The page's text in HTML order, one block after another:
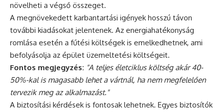
növelheti a végső összeget.
A megnövekedett karbantartási igények hosszú távon
további kiadásokat jelentenek. Az energiahatékonyság
romlása esetén a fűtési költségek is emelkedhetnek, ami
befolyásolja az épület üzemeltetési költségeit.
Fontos megjegyzés: "A teljes életciklus költség akár 40-
50%-kal is magasabb lehet a vártnál, ha nem megfelelően
tervezik meg az alkalmazást."
A biztosítási kérdések is fontosak lehetnek. Egyes biztosítók